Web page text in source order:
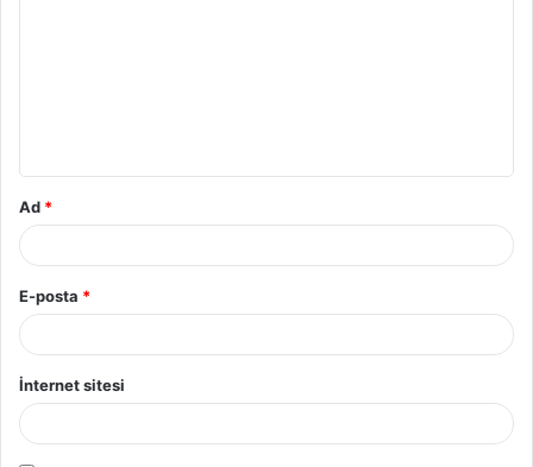
Ad *
E-posta *
İnternet sitesi